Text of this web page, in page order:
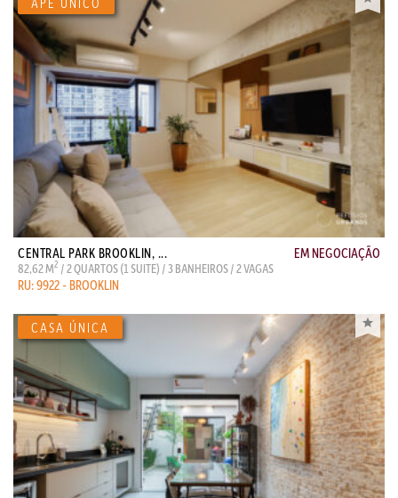
CENTRAL PARK BROOKLIN, ... EM NEGOCIAÇÃO
82,62 M2 / 2 QUARTOS (1 SUITE) / 3 BANHEIROS / 2 VAGAS
RU: 9922 - BROOKLIN